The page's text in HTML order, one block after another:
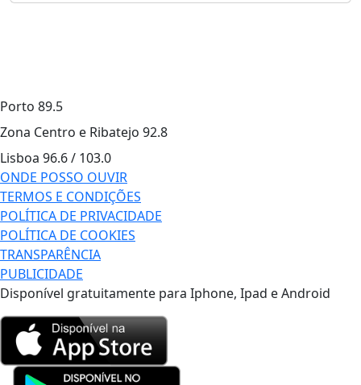
Porto 89.5
Zona Centro e Ribatejo 92.8
Lisboa 96.6 / 103.0
ONDE POSSO OUVIR
TERMOS E CONDIÇÕES
POLÍTICA DE PRIVACIDADE
POLÍTICA DE COOKIES
TRANSPARÊNCIA
PUBLICIDADE
Disponível gratuitamente para Iphone, Ipad e Android